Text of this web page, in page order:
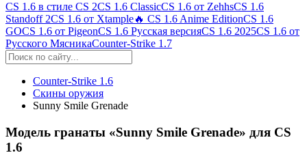
CS 1.6 в стиле CS 2CS 1.6 ClassicCS 1.6 от ZehhsCS 1.6
Standoff 2CS 1.6 от Xtample🔥 CS 1.6 Anime EditionCS 1.6
GOCS 1.6 от PigeonCS 1.6 Русская версияCS 1.6 2025CS 1.6 от
Русского МясникаCounter-Strike 1.7
Counter-Strike 1.6
Скины оружия
Sunny Smile Grenade
Модель гранаты «Sunny Smile Grenade» для CS
1.6